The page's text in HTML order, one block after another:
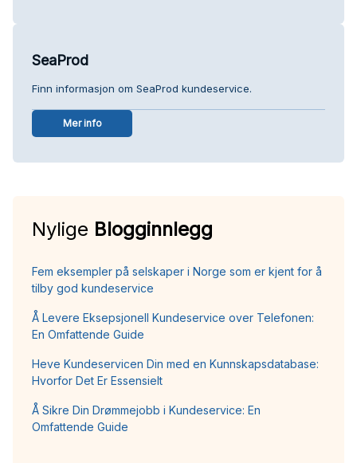
SeaProd
Finn informasjon om SeaProd kundeservice.
Mer info
Nylige Blogginnlegg
Fem eksempler på selskaper i Norge som er kjent for å
tilby god kundeservice
Å Levere Eksepsjonell Kundeservice over Telefonen:
En Omfattende Guide
Heve Kundeservicen Din med en Kunnskapsdatabase:
Hvorfor Det Er Essensielt
Å Sikre Din Drømmejobb i Kundeservice: En
Omfattende Guide